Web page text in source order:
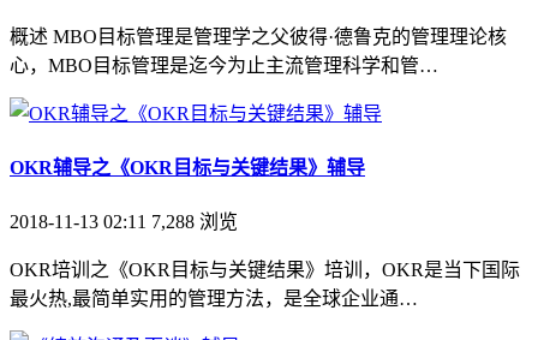
概述 MBO目标管理是管理学之父彼得·德鲁克的管理理论核
心，MBO目标管理是迄今为止主流管理科学和管…
OKR辅导之《OKR目标与关键结果》辅导
2018-11-13 02:11 7,288 浏览
OKR培训之《OKR目标与关键结果》培训，OKR是当下国际
最火热,最简单实用的管理方法，是全球企业通…